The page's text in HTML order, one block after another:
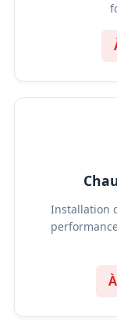
Installation